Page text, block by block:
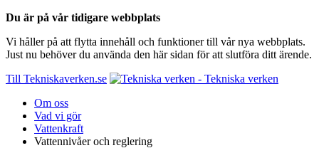
Du är på vår tidigare webbplats
Vi håller på att flytta innehåll och funktioner till vår nya webbplats.
Just nu behöver du använda den här sidan för att slutföra ditt ärende.
Till Tekniskaverken.se
Om oss
Vad vi gör
Vattenkraft
Vattennivåer och reglering